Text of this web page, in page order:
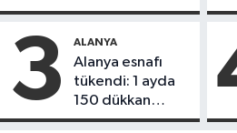
3 ALANYA
Alanya esnafı
tükendi: 1 ayda
150 dükkan
kapandı